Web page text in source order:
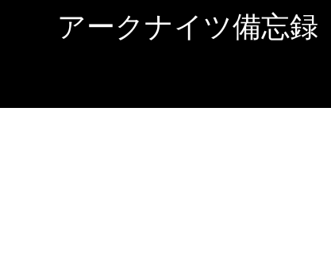
アークナイツ備忘録